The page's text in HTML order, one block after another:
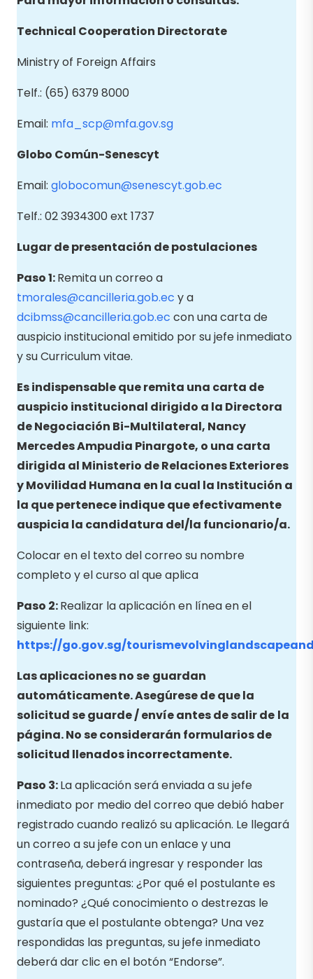
Technical Cooperation Directorate
Ministry of Foreign Affairs
Telf.: (65) 6379 8000
Email: mfa_scp@mfa.gov.sg
Globo Común-Senescyt
Email: globocomun@senescyt.gob.ec
Telf.: 02 3934300 ext 1737
Lugar de presentación de postulaciones
Paso 1:Remita un correo a
tmorales@cancilleria.gob.ec y a
dcibmss@cancilleria.gob.ec con una carta de
auspicio institucional emitido por su jefe inmediato
y su Curriculum vitae.
Es indispensable que remita una carta de
auspicio institucional dirigido a la Directora
de Negociación Bi-Multilateral, Nancy
Mercedes Ampudia Pinargote, o una carta
dirigida al Ministerio de Relaciones Exteriores
y Movilidad Humana en la cual la Institución a
la que pertenece indique que efectivamente
auspicia la candidatura del/la funcionario/a.
Colocar en el texto del correo su nombre
completo y el curso al que aplica
Paso 2:Realizar la aplicación en línea en el
siguiente link:
https://go.gov.sg/
Las aplicaciones no se guardan
automáticamente. Asegúrese de que la
solicitud se guarde / envíe antes de salir de la
página. No se considerarán formularios de
solicitud llenados incorrectamente.
Paso 3:La aplicación será enviada a su jefe
inmediato por medio del correo que debió haber
registrado cuando realizó su aplicación. Le llegará
un correo a su jefe con un enlace y una
contraseña, deberá ingresar y responder las
siguientes preguntas: ¿Por qué el postulante es
nominado? ¿Qué conocimiento o destrezas le
gustaría que el postulante obtenga? Una vez
respondidas las preguntas, su jefe inmediato
deberá dar clic en el botón “Endorse”.